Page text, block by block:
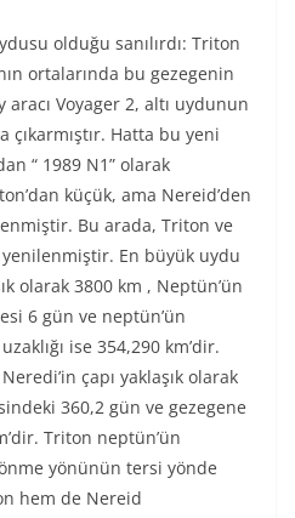
olduğu sanılırdı: Triton
ortalarında bu gezegenin
aracı Voyager 2, altı uydunun
Hatta bu yeni
“ 1989 N1” olarak
küçük, ama Nereid’den
Bu arada, Triton ve
En büyük uydu
olarak 3800 km , Neptün’ün
6 gün ve neptün’ün
ise 354,290 km’dir.
çapı yaklaşık olarak
360,2 gün ve gezegene
Triton neptün’ün
yönünün tersi yönde
hem de Nereid